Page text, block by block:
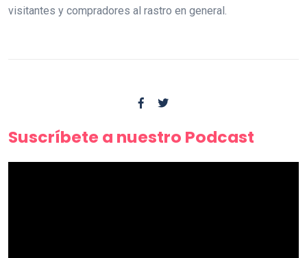
visitantes y compradores al rastro en general.
Suscríbete a nuestro Podcast